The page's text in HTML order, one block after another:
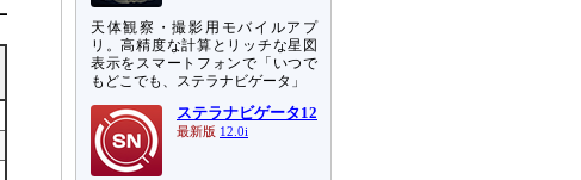
天体観察・撮影用モバイルアプ
リ。高精度な計算とリッチな星図
表示をスマートフォンで「いつで
もどこでも、ステラナビゲータ」
ステラナビゲータ12
最新版 12.0i